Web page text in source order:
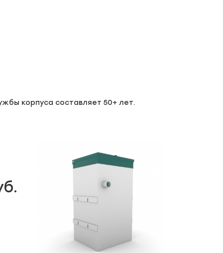
корпуса составляет 50+ лет.